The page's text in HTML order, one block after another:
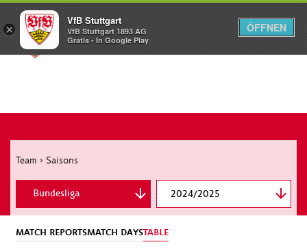
Menü
Team › Saisons
2024/2025
Bundesliga
DFB Cup
Champions League
MATCH REPORTSMATCH DAYSTABLE
×
VfB Stuttgart
VfB Stuttgart 1893 AG
Gratis - In Google Play
ÖFFNEN